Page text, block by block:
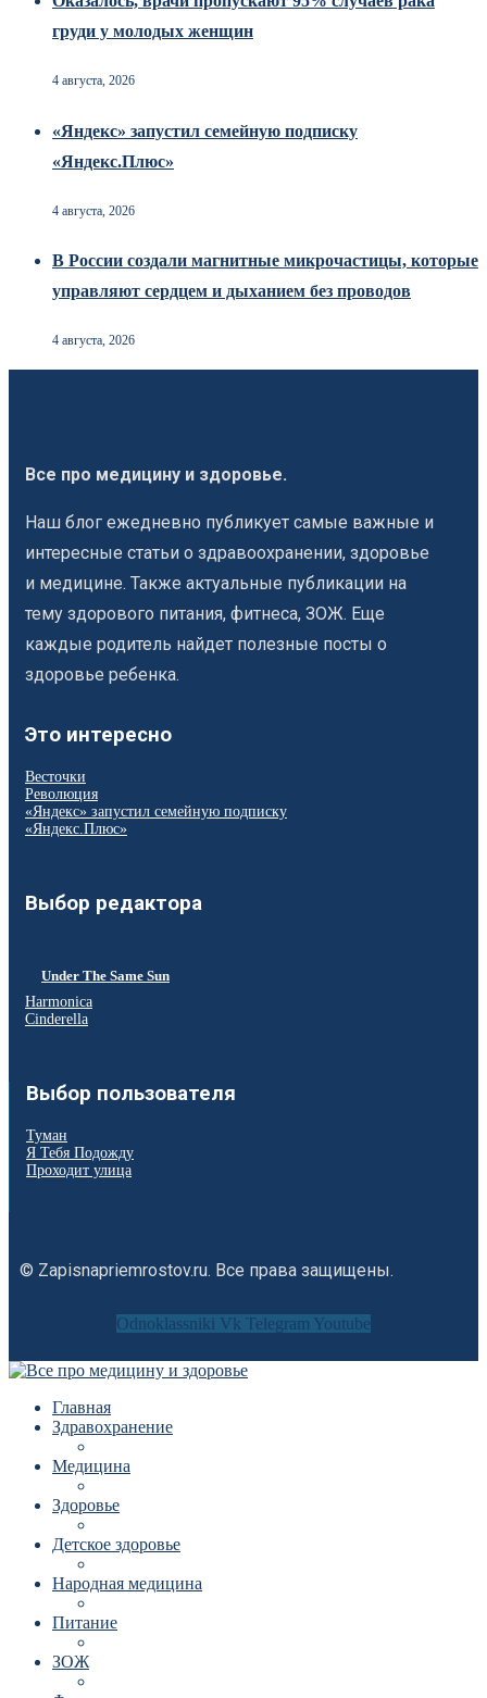
груди у молодых женщин
4 августа, 2026
«Яндекс» запустил семейную подписку
«Яндекс.Плюс»
4 августа, 2026
В России создали магнитные микрочастицы, которые
управляют сердцем и дыханием без проводов
4 августа, 2026
Все про медицину и здоровье.
Наш блог ежедневно публикует самые важные и
интересные статьи о здравоохранении, здоровье
и медицине. Также актуальные публикации на
тему здорового питания, фитнеса, ЗОЖ. Еще
каждые родитель найдет полезные посты о
здоровье ребенка.
Это интересно
Весточки
Революция
«Яндекс» запустил семейную подписку
«Яндекс.Плюс»
Выбор редактора
Under The Same Sun
Harmonica
Cinderella
Выбор пользователя
Туман
Я Тебя Подожду
Проходит улица
© Zapisnapriemrostov.ru. Все права защищены.
Odnoklassniki Vk Telegram Youtube
Главная
Здравохранение
Медицина
Здоровье
Детское здоровье
Народная медицина
Питание
ЗОЖ